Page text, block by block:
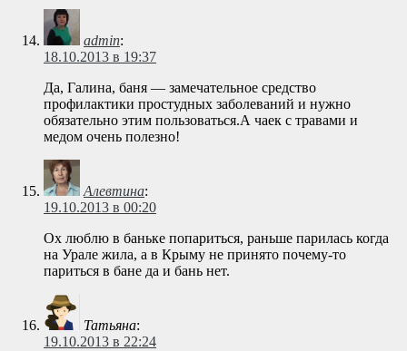
admin:
18.10.2013 в 19:37
Да, Галина, баня — замечательное средство
профилактики простудных заболеваний и нужно
обязательно этим пользоваться.А чаек с травами и
медом очень полезно!
Алевтина:
19.10.2013 в 00:20
Ох люблю в баньке попариться, раньше парилась когда
на Урале жила, а в Крыму не принято почему-то
париться в бане да и бань нет.
Татьяна:
19.10.2013 в 22:24